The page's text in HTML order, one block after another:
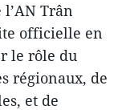
Trân
officielle en
le rôle du
régionaux, de
et de